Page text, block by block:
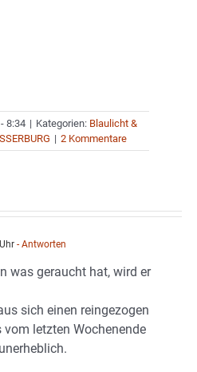
8:34 | Kategorien: Blaulicht &
| 2 Kommentare
- Antworten
was geraucht hat, wird er
sich einen reingezogen
vom letzten Wochenende